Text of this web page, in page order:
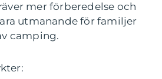
mer förberedelse och
utmanande för familjer
camping.